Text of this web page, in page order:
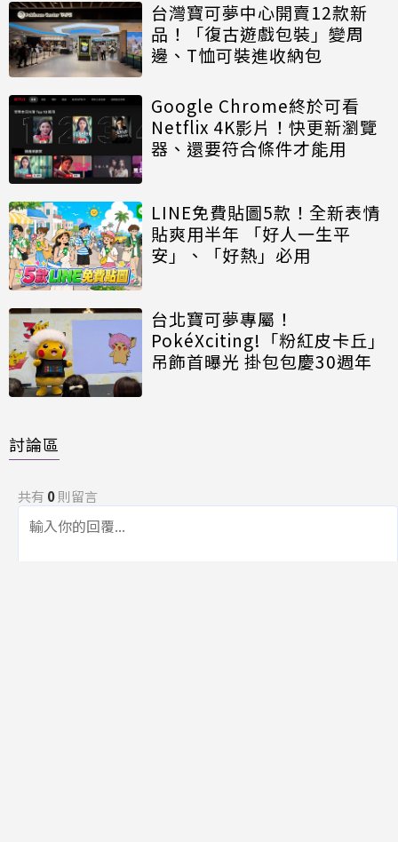
台灣寶可夢中心開賣12款新
品！「復古遊戲包裝」變周
邊、T恤可裝進收納包
Google Chrome終於可看
Netflix 4K影片！快更新瀏覽
器、還要符合條件才能用
LINE免費貼圖5款！全新表情
貼爽用半年 「好人一生平
安」、「好熱」必用
台北寶可夢專屬！
PokéXciting!「粉紅皮卡丘」
吊飾首曝光 掛包包慶30週年
討論區
共有 0則留言